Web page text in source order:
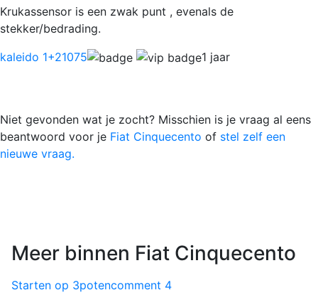
Krukassensor is een zwak punt , evenals de
stekker/bedrading.
kaleido 1+21075 1 jaar
Niet gevonden wat je zocht? Misschien is je vraag al eens
beantwoord voor je Fiat Cinquecento of stel zelf een
nieuwe vraag.
Meer binnen Fiat Cinquecento
Starten op 3potencomment 4